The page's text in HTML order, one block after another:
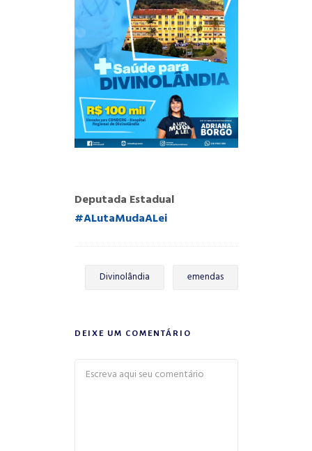
Deputada Estadual
#ALutaMudaALei
Divinolândia emendas
DEIXE UM COMENTÁRIO